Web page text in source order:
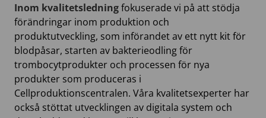
Inom kvalitetsledningfokuserade vi på att stödja
förändringar inom produktion och
produktutveckling, som införandet av ett nytt kit för
blodpåsar, starten av bakterieodling för
trombocytprodukter och processen för nya
produkter som produceras i
Cellproduktionscentralen. Våra kvalitetsexperter har
också stöttat utvecklingen av digitala system och